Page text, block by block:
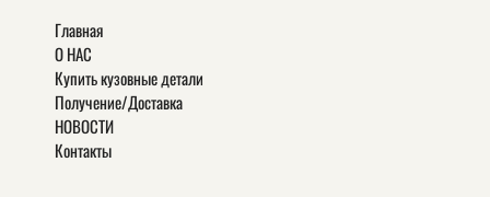
Главная
О НАС
Купить кузовные детали
Получение/Доставка
НОВОСТИ
Контакты